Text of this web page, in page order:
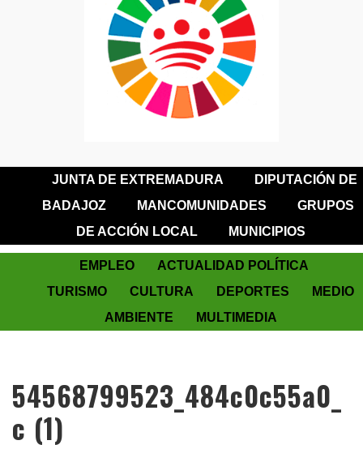
JUNTA DE EXTREMADURA
DIPUTACIÓN DE
BADAJOZ
MANCOMUNIDADES
GRUPOS
DE ACCIÓN LOCAL
MUNICIPIOS
EMPLEO
ACTUALIDAD POLÍTICA
TURISMO
CULTURA DEPORTES
MEDIO
AMBIENTE
MULTIMEDIA
54568799523_484c0c55a0_
c (1)